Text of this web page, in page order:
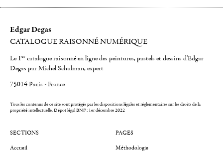
Edgar Degas
CATALOGUE RAISONNÉ NUMÉRIQUE
Le 1er catalogue raisonné en ligne des peintures, pastels et dessins d'Edgar
Degas par Michel Schulman, expert
75014 Paris - France
Tous les contenus de ce site sont protégés par les dispositions légales et réglementaires sur les droits de la
propriété intellectuelle.Dépot légal BNF : 1er décembre 2022
SECTIONS
Accueil
PAGES
Méthodologie